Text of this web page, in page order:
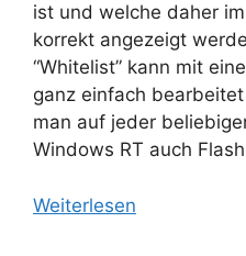
ist und welche daher
korrekt angezeigt
“Whitelist” kann mit
ganz einfach
man auf jeder
Windows RT auch
Weiterlesen